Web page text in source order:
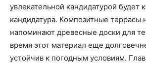
увлекательной кандидатурой будет
кандидатура. Композитные террасы
напоминают древесные доски для
время этот материал еще
устойчив к погодным условиям.